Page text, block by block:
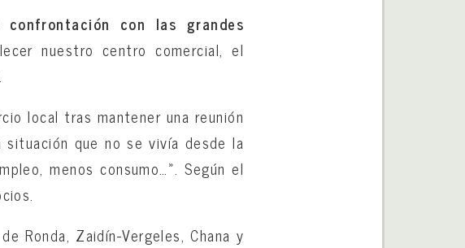
con las grandes
nuestro centro comercial, el
local tras mantener una reunión
situación que no se vivía desde la
menos consumo…». Según el
Ronda, Zaidín-Vergeles, Chana y